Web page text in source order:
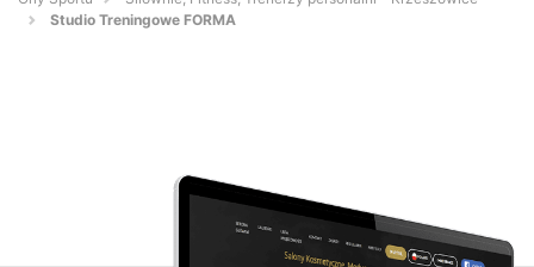
Studio Treningowe FORMA